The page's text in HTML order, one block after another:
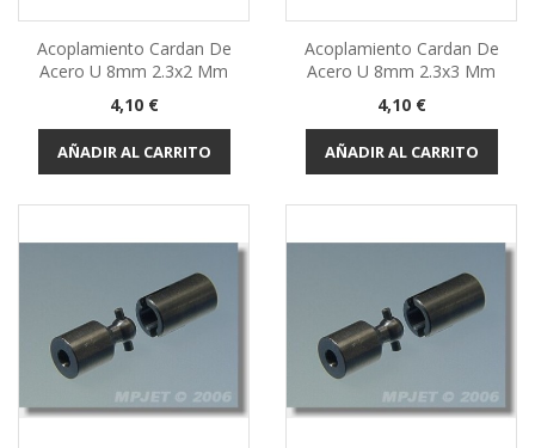
Acoplamiento Cardan De
Acero U 8mm 2.3x2 Mm
Precio
4,10 €
AÑADIR AL CARRITO
Acoplamiento Cardan De
Acero U 8mm 2.3x3 Mm
Precio
4,10 €
AÑADIR AL CARRITO